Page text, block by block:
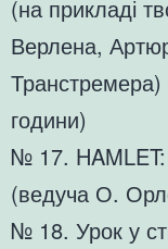
(на прикладі
Верлена,
години)
№ 17.
(ведуча О.
№ 18. Урок у